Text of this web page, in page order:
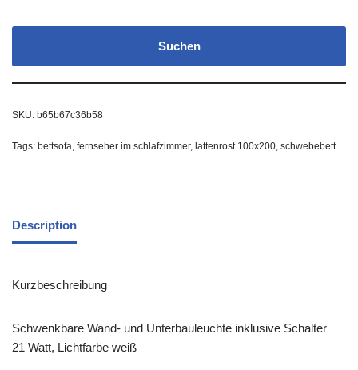
Suchen
SKU: b65b67c36b58
Tags: bettsofa, fernseher im schlafzimmer, lattenrost 100x200, schwebebett
Description
Kurzbeschreibung
Schwenkbare Wand- und Unterbauleuchte inklusive Schalter
21 Watt, Lichtfarbe weiß